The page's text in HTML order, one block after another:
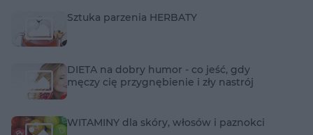
Sztuka parzenia HERBATY
DIETA na dobry humor - co jeść, gdy
męczy cię przygnębienie i zły nastrój
WITAMINY dla skóry, włosów i paznokci